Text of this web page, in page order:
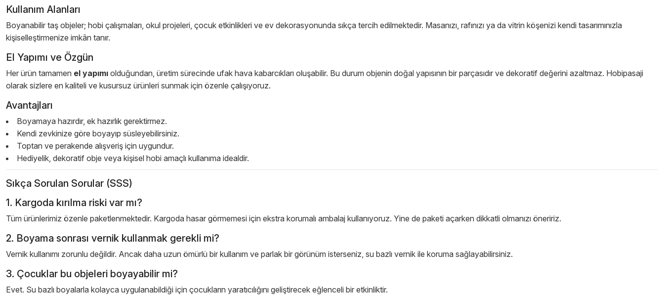
Kullanım Alanları
Boyanabilir taş objeler; hobi çalışmaları, okul projeleri, çocuk etkinlikleri ve ev dekorasyonunda sıkça tercih edilmektedir. Masanızı, rafınızı ya da vitrin köşenizi kendi tasarımınızla
kişiselleştirmenize imkân tanır.
El Yapımı ve Özgün
Her ürün tamamen el yapımı olduğundan, üretim sürecinde ufak hava kabarcıkları oluşabilir. Bu durum objenin doğal yapısının bir parçasıdır ve dekoratif değerini azaltmaz. Hobipasaji
olarak sizlere en kaliteli ve kusursuz ürünleri sunmak için özenle çalışıyoruz.
Avantajları
Boyamaya hazırdır, ek hazırlık gerektirmez.
Kendi zevkinize göre boyayıp süsleyebilirsiniz.
Toptan ve perakende alışveriş için uygundur.
Hediyelik, dekoratif obje veya kişisel hobi amaçlı kullanıma idealdir.
Sıkça Sorulan Sorular (SSS)
1. Kargoda kırılma riski var mı?
Tüm ürünlerimiz özenle paketlenmektedir. Kargoda hasar görmemesi için ekstra korumalı ambalaj kullanıyoruz. Yine de paketi açarken dikkatli olmanızı öneririz.
2. Boyama sonrası vernik kullanmak gerekli mi?
Vernik kullanımı zorunlu değildir. Ancak daha uzun ömürlü bir kullanım ve parlak bir görünüm isterseniz, su bazlı vernik ile koruma sağlayabilirsiniz.
3. Çocuklar bu objeleri boyayabilir mi?
Evet. Su bazlı boyalarla kolayca uygulanabildiği için çocukların yaratıcılığını geliştirecek eğlenceli bir etkinliktir.